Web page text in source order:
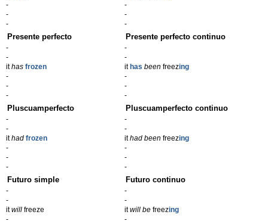
-
-
-
-
-
-
Presente perfecto
-
-
ithas frozen
-
-
-
Presente perfecto continuo
-
-
ithas beenfreezing
-
-
-
Pluscuamperfecto
-
-
ithad frozen
-
-
-
Pluscuamperfecto continuo
-
-
ithad beenfreezing
-
-
-
Futuro simple
-
-
itwill freeze
-
Futuro continuo
-
-
itwill befreezing
-